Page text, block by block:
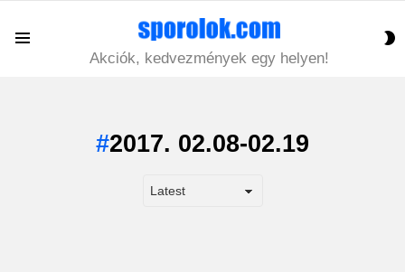
Akciók, kedvezmények egy helyen!
2017. 02.08-02.19